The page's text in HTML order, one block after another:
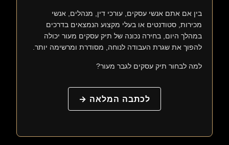
בין אם אתם אנשי עסקים, עורכי דין, מנהלים, אנשי
מכירות, סטודנטים או בעלי מקצוע הנמצאים בדרכים
במהלך היום, בחירה נכונה של תיק עסקים מעור יכולה
להפוך את שגרת העבודה לנוחה, מסודרת ומרשימה יותר.
למה לבחור תיק עסקים לגבר מעור?
לכתבה המלאה →